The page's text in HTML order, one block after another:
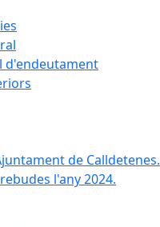
d'endeutament
de Calldetenes.
l'any 2024.